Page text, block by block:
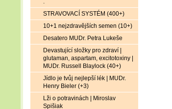
.
STRAVOVACÍ SYSTÉM (400+)
10+1 nejzdravějších semen (10+)
Desatero MUDr. Petra Lukeše
Devastující složky pro zdraví |
glutaman, aspartam, excitotoxiny |
MUDr. Russell Blaylock (40+)
Jídlo je tvůj nejlepší lék | MUDr.
Henry Bieler (+3)
Lži o potravinách | Miroslav
Spišiak